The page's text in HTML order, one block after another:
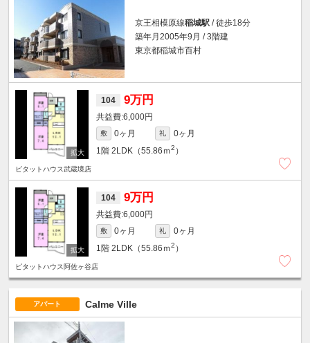
京王相模原線稲城駅 / 徒歩18分
築年月2005年9月 / 3階建
東京都稲城市百村
104 9万円
6,000円
敷 0ヶ月 礼
0ヶ月
1階 2LDK（55.86ｍ2 ）
ピタットハウス武蔵境店
104 9万円
6,000円
敷 0ヶ月 礼
0ヶ月
1階 2LDK（55.86ｍ2 ）
ピタットハウス阿佐ヶ谷店
アパート Calme Ville